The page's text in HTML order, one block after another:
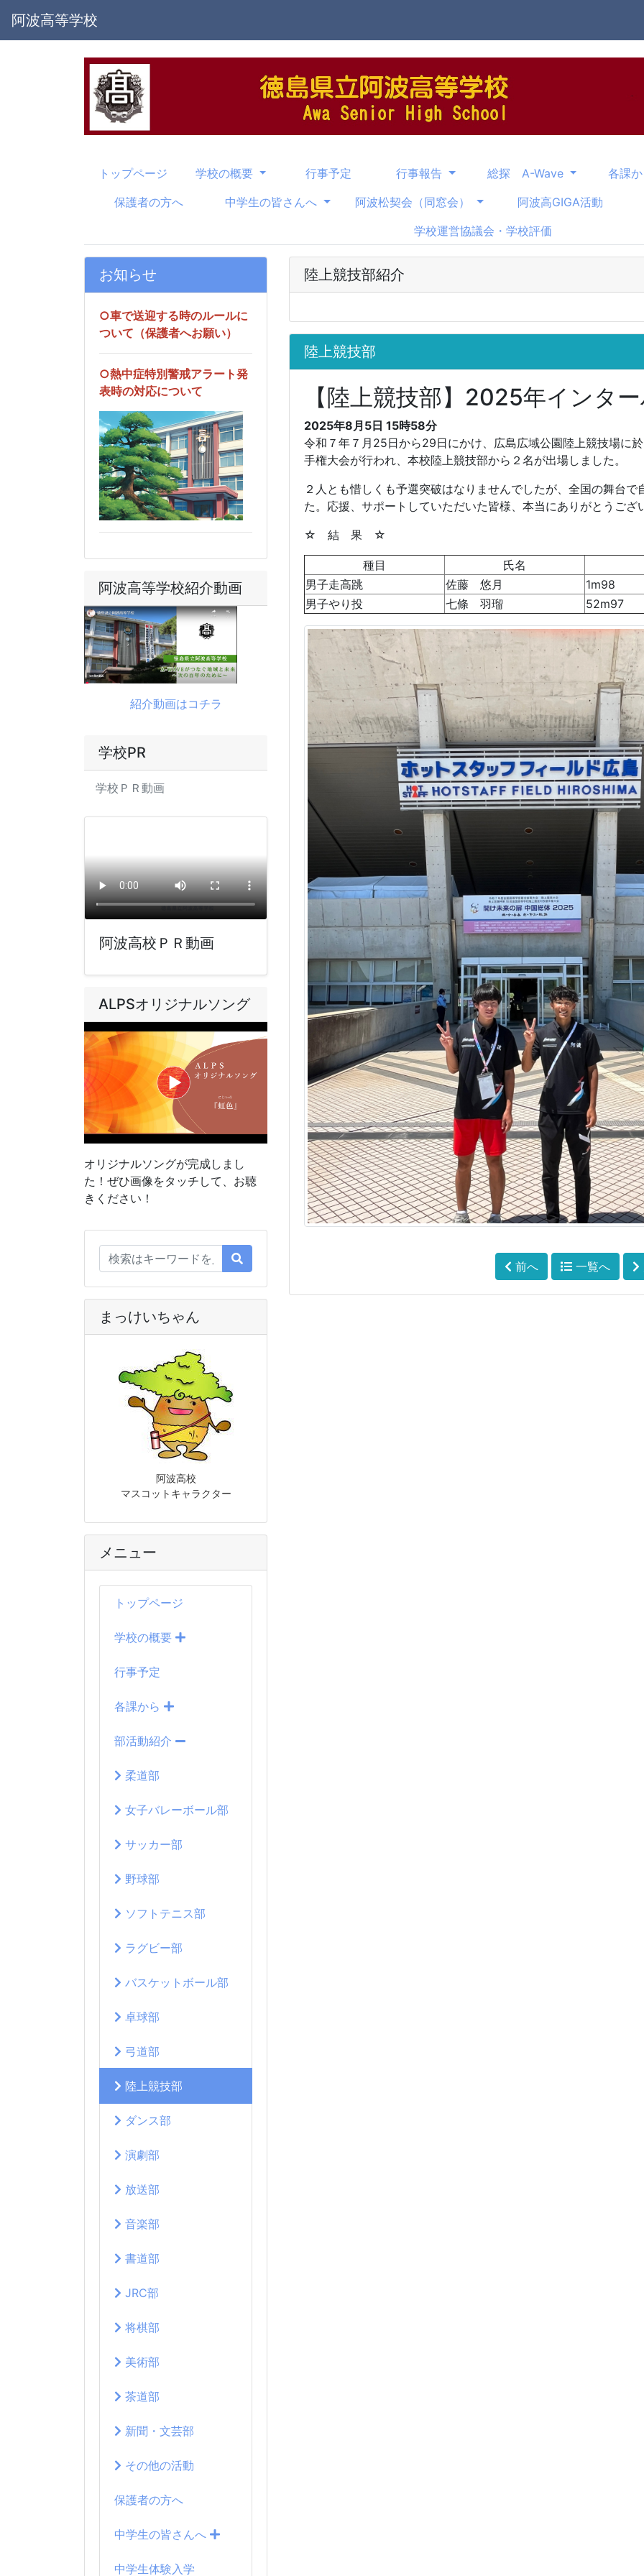
阿波高等学校
トップページ 学校の概要 行事予定 行事報告 総探 A-Wave
各課
保護者の方へ
中学生の皆さんへ 阿波松契会（同窓会）
阿波高GIGA活動
学校運営協議会・学校評価
お知らせ
○車で送迎する時のルールに
ついて（保護者へお願い）
○熱中症特別警戒アラート発
表時の対応について
阿波高等学校紹介動画
紹介動画はコチラ
学校PR
学校ＰＲ動画
阿波高校ＰＲ動画
ALPSオリジナルソング
オリジナルソングが完成しまし
た！ぜひ画像をタッチして、お聴
きください！
まっけいちゃん
阿波高校
マスコットキャラクター
メニュー
トップページ
学校の概要
行事予定
各課から
部活動紹介
柔道部
女子バレーボール部
サッカー部
野球部
ソフトテニス部
ラグビー部
バスケットボール部
卓球部
弓道部
陸上競技部
ダンス部
演劇部
放送部
音楽部
書道部
JRC部
将棋部
美術部
茶道部
新聞・文芸部
その他の活動
保護者の方へ
中学生の皆さんへ
中学生体験入学
陸上競技部紹介
陸上競技部
【陸上競技部】2025年インタ
2025年8月5日 15時58分
令和７年７月25日から29日にかけ、広島広域公園陸上競技場に
手権大会が行われ、本校陸上競技部から２名が出場しました。
２人とも惜しくも予選突破はなりませんでしたが、全国の舞台
た。応援、サポートしていただいた皆様、本当にありがとうござ
☆ 結 果 ☆
種目 氏名
男子走高跳
佐藤 悠月
1m98
男子やり投
七條 羽瑠 52m97
前へ 一覧へ